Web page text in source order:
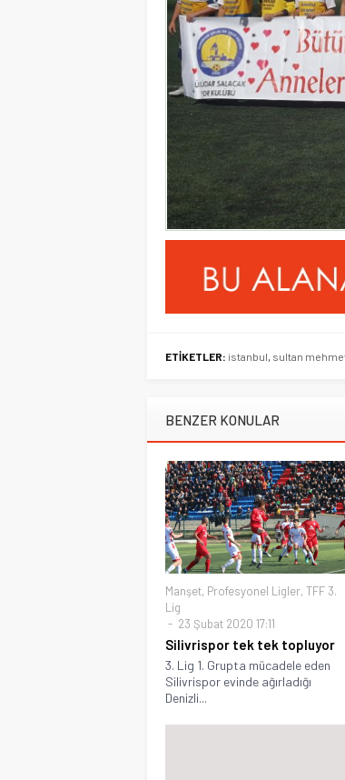
ETİKETLER: istanbul, sultan
BENZER KONULAR
Manşet, Profesyonel Ligler, TFF 3.
Lig
23 Şubat 2020 17:11
Silivrispor tek tek topluyor
3. Lig 1. Grupta mücadele eden
Silivrispor evinde ağırladığı
Denizli...